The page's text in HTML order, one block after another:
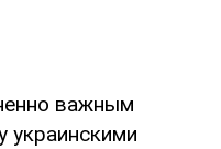
важным